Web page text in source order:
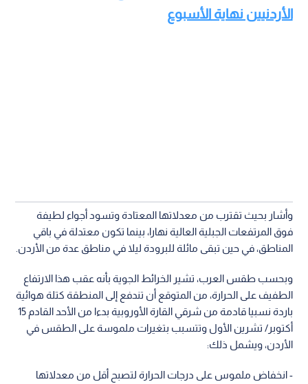
الأردنيين نهاية الأسبوع
وأشار بحيث تقترب من معدلاتها المعتادة وتسود أجواء لطيفة
فوق المرتفعات الجبلية العالية نهارا، بينما تكون معتدلة في باقي
المناطق، في حين تبقى مائلة للبرودة ليلا في مناطق عدة من الأردن.
وبحسب طقس العرب، تشير الخرائط الجوية بأنه عقب هذا الارتفاع
الطفيف على الحرارة، من المتوقع أن تندفع إلى المنطقة كتلة هوائية
باردة نسبيا قادمة من شرقي القارة الأوروبية بدءا من الأحد القادم 15
أكتوبر/ تشرين الأول وتتسبب بتغيرات ملموسة على الطقس في
الأردن، ويشمل ذلك:
- انخفاض ملموس على درجات الحرارة لتصبح أقل من معدلاتها